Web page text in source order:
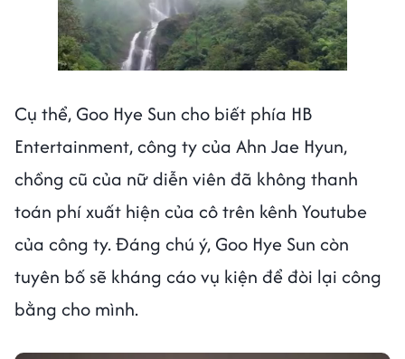
Cụ thể, Goo Hye Sun cho biết phía HB
Entertainment, công ty của Ahn Jae Hyun,
chồng cũ của nữ diễn viên đã không thanh
toán phí xuất hiện của cô trên kênh Youtube
của công ty. Đáng chú ý, Goo Hye Sun còn
tuyên bố sẽ kháng cáo vụ kiện để đòi lại công
bằng cho mình.